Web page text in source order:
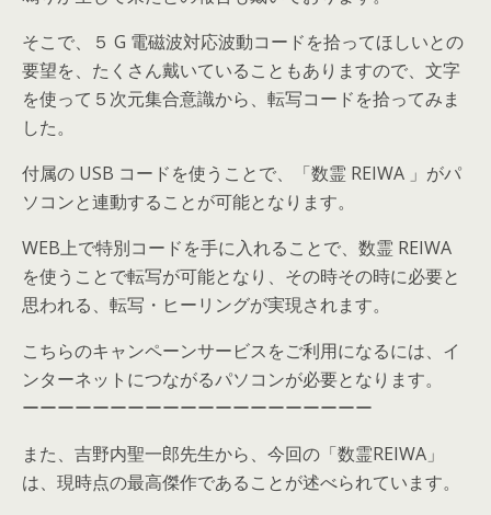
そこで、５ G 電磁波対応波動コードを拾ってほしいとの
要望を、たくさん戴いていることもありますので、文字
を使って５次元集合意識から、転写コードを拾ってみま
した。
付属の USB コードを使うことで、「数霊 REIWA 」がパ
ソコンと連動することが可能となります。
WEB上で特別コードを手に入れることで、数霊 REIWA
を使うことで転写が可能となり、その時その時に必要と
思われる、転写・ヒーリングが実現されます。
こちらのキャンペーンサービスをご利用になるには、イ
ンターネットにつながるパソコンが必要となります。
ーーーーーーーーーーーーーーーーーーーー
また、吉野内聖一郎先生から、今回の「数霊REIWA」
は、現時点の最高傑作であることが述べられています。